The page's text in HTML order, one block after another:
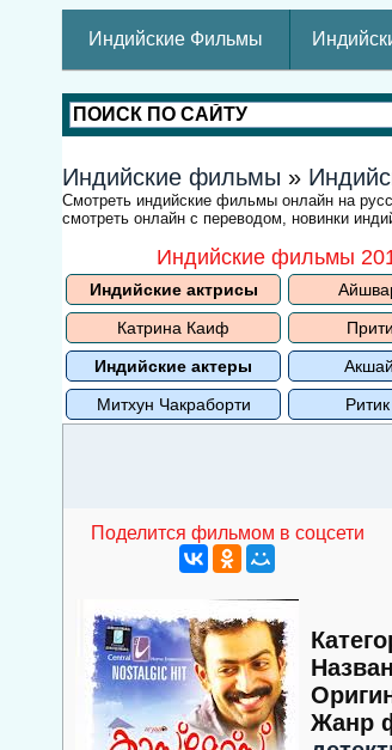
Индийские Фильмы
Индийские фильмы »
Смотреть индийские фильмы онлайн на
смотреть онлайн с переводом, новинки
Индийские фильмы
Индийские актрисы
Катрина Каиф
Индийские актеры
Митхун Чакраборти
Поделится фильмом в соцсети
Жанр